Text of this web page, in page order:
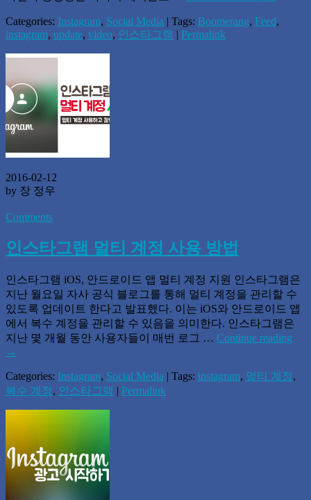
Categories: Instagram, Social Media | Tags: Boomerang, Feed,
instagram, update, video, 인스타그램 | Permalink
2016-02-12
by 장 정우
Comments
인스타그램 멀티 계정 사용 방법
인스타그램 iOS, 안드로이드 앱 멀티 계정 지원 인스타그램은
지난 월요일 자사 공식 블로그를 통해 멀티 계정을 관리할 수
있도록 업데이트 한다고 발표했다. 이는 iOS와 안드로이드 앱
에서 복수 계정을 관리할 수 있음을 의미한다. 인스타그램은
지난 몇 개월 동안 사용자들이 매번 로그 … Continue reading
→
Categories: Instagram, Social Media | Tags: instagram, 멀티 계정,
복수 계정, 인스타그램 | Permalink